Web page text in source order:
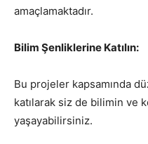
amaçlamaktadır.
Bilim Şenliklerine Katılın:
Bu projeler kapsamında
katılarak siz de bilimin ve
yaşayabilirsiniz.